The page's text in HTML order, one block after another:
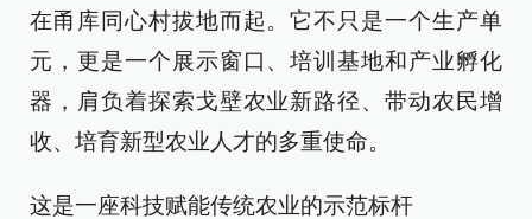
在甬库同心村拔地而起。它不只是一个生产单
元，更是一个展示窗口、培训基地和产业孵化
器，肩负着探索戈壁农业新路径、带动农民增
收、培育新型农业人才的多重使命。
这是一座科技赋能传统农业的示范标杆